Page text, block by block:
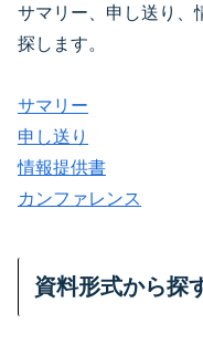
サマリー、申し送り、
探します。
サマリー
申し送り
情報提供書
カンファレンス
資料形式から探